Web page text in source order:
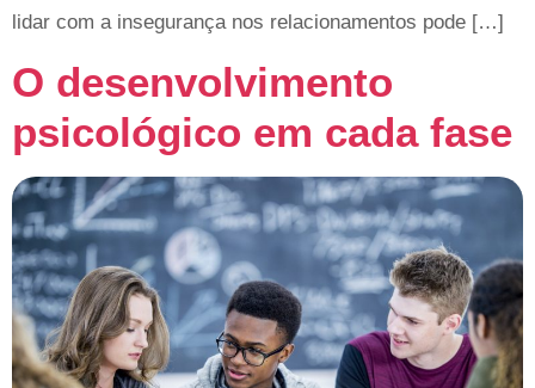
lidar com a insegurança nos relacionamentos pode […]
O desenvolvimento
psicológico em cada fase